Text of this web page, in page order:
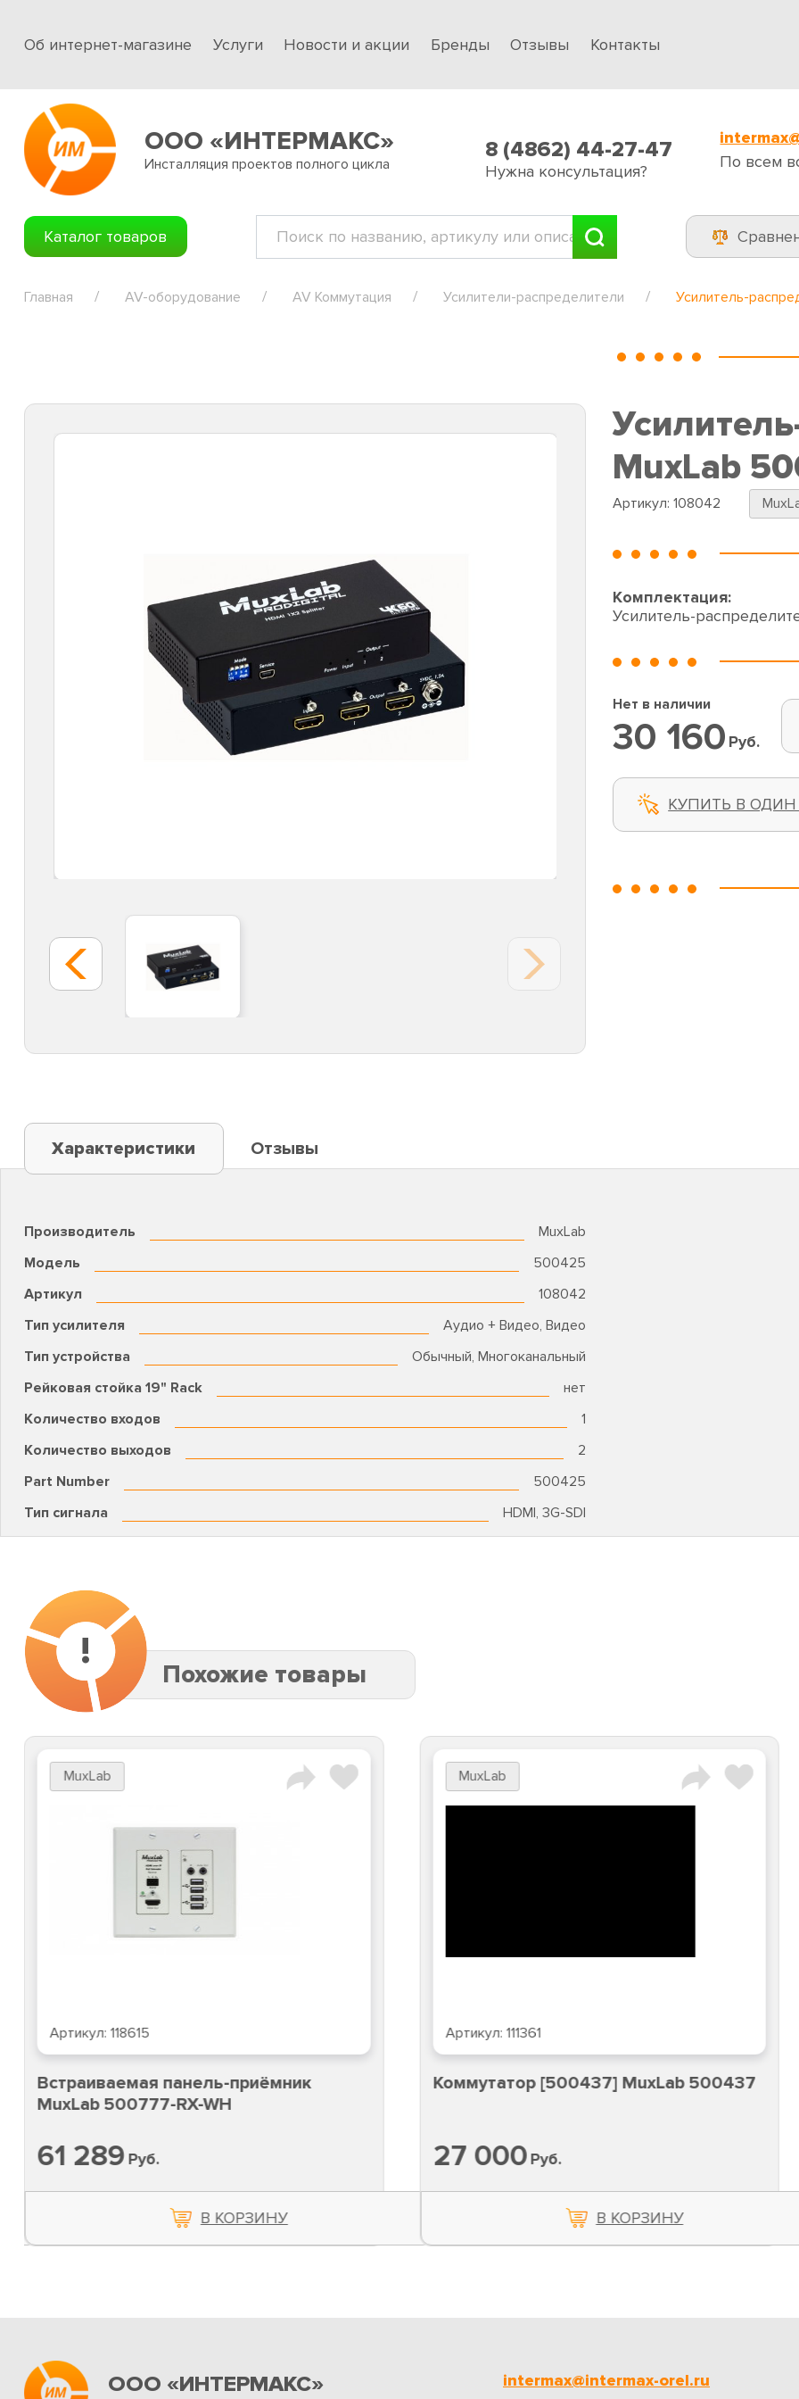
Об интернет-магазине Услуги Новости и акции Бренды Отзывы Контакты
ООО «ИНТЕРМАКС»
Инсталляция проектов полного цикла
8 (4862) 44-27-47
Нужна консультация?
По всем
Каталог товаров
Главная AV-оборудование AV Коммутация Усилители-распределители Усилитель-
MuxLab
Артикул: 108042
Комплектация:
Усилитель-
Нет в наличии
30 160 Руб.
КУПИТЬ В
Характеристики Отзывы
Производитель
MuxLab
Модель
500425
Артикул
108042
Тип усилителя
Аудио + Видео, Видео
Тип устройства
Обычный, Многоканальный
Рейковая стойка 19" Rack
нет
Количество входов
1
Количество выходов
2
Part Number
500425
Тип сигнала
HDMI, 3G-SDI
!
Похожие товары
MuxLab
Артикул: 118615
Встраиваемая панель-приёмник
MuxLab 500777-RX-WH
61 289Руб.
В КОРЗИНУ
MuxLab
Артикул: 111361
Коммутатор [500437] MuxLab 500437
27 000Руб.
В КОРЗИНУ
ООО «ИНТЕРМАКС»
intermax@intermax-orel.ru